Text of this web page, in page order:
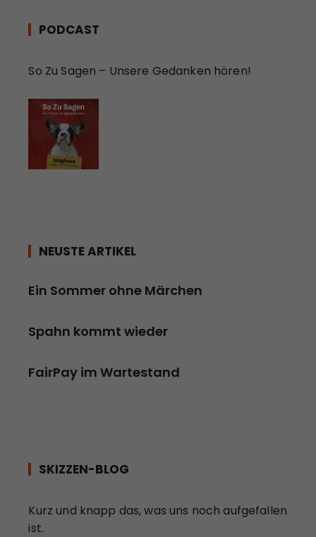
PODCAST
So Zu Sagen – Unsere Gedanken hören!
NEUSTE ARTIKEL
Ein Sommer ohne Märchen
Spahn kommt wieder
FairPay im Wartestand
SKIZZEN-BLOG
Kurz und knapp das, was uns noch aufgefallen
ist.